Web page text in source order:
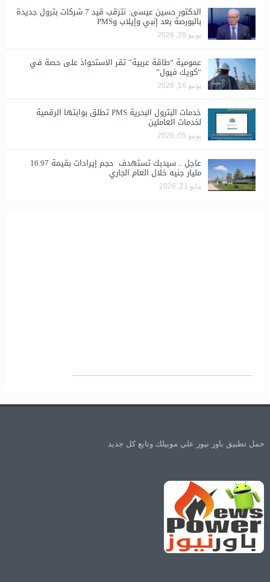
الدكتور حسين عيسى: نترقب قيد 7 شركات بترول جديدة
بالبورصة بعد إنبي وإيلاب وPMS
يونيو 28, 2026
​عمومية “طاقة عربية” تقر الاستحواذ على حصة في
“كويك فيول”
يونيو 16, 2026
خدمات البترول البحرية PMS تطلق بوابتها الرقمية
لخدمات العاملين
يونيو 05, 2026
عاجل .. سيدبك تستهدف حجم إيرادات بقيمة 16.97
مليار جنيه خلال العام الجاري
مايو 21, 2026
حمل تطبيق باور نيوز علي موبيلك وتابع كل جديد